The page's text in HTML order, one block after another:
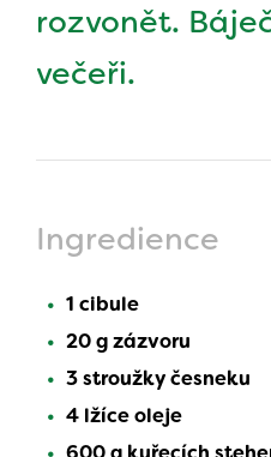
rozvonět.
večeři.
Ingredience
1 cibule
20 g zázvoru
3 stroužky česneku
4 lžíce oleje